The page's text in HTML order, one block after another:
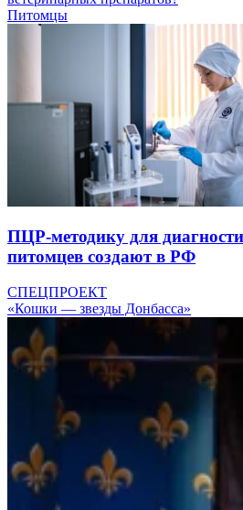
Питомцы
ПЦР-методику для
питомцев создают в РФ
СПЕЦПРОЕКТ
«Кошки — звезды Донбасса»